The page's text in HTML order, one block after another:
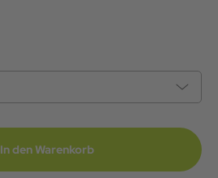
In den Warenkorb